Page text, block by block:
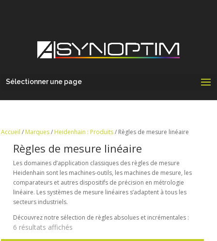
Sélectionner une page
Accueil / Marques/ Heidenhain : Produits/ Règles de mesure linéaire
Règles de mesure linéaire
Les domaines d’application classiques des règles de mesure
Heidenhain sont les machines-outils, les machines de mesure, les
comparateurs et autres dispositifs de précision en métrologie
linéaire. Les systèmes de mesure linéaires s’adaptent à tous les
secteurs industriels.
Découvrez notre sélection de règles absolues et incrémentales :
6 résultats affichés